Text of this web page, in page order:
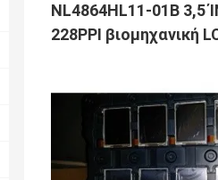
NL4864HL11-01B 3,5
228PPI βιομηχανική